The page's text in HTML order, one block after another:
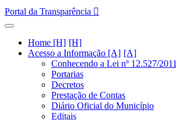
Portal da Transparência
Home [H]
Acesso a Informação [A]
Conhecendo a Lei nº 12.527/2011
Portarias
Decretos
Prestação de Contas
Diário Oficial do Município
Editais